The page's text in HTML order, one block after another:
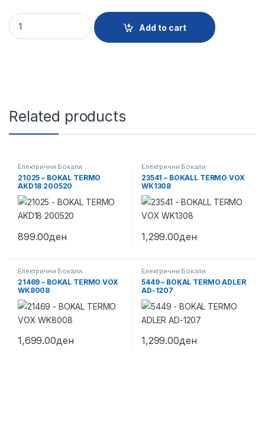
23540 - BOKALL TERMO VOX WK4701 quantity
Add to cart
Related products
Електрични Бокали
21025 – BOKAL TERMO
AKD18 200520
899.00ден
Електрични Бокали
23541 – BOKALL TERMO VOX
WK1308
1,299.00ден
Електрични Бокали
21469 – BOKAL TERMO VOX
WK8008
1,699.00ден
Електрични Бокали
5449 – BOKAL TERMO ADLER
AD-1207
1,299.00ден